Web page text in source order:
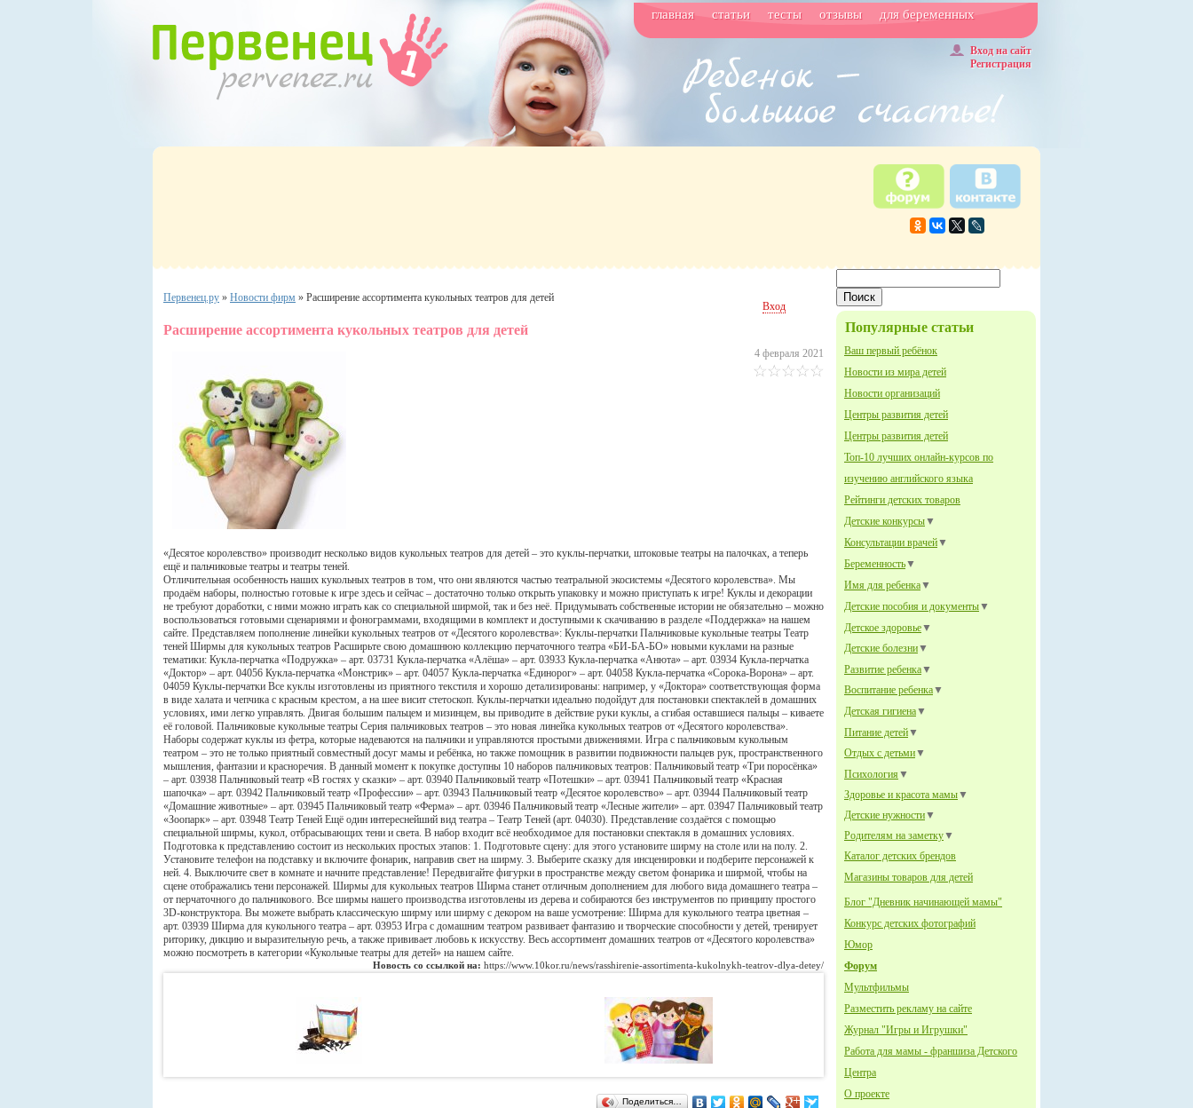
главная статьи тесты отзывы для беременных
Вход на сайт
Регистрация
Популярные статьи
Ваш первый ребёнок
Новости из мира детей
Новости организаций
Центры развития детей
Центры развития детей
Топ-10 лучших онлайн-курсов по
изучению английского языка
Рейтинги детских товаров
Детские конкурсы▼
Консультации врачей▼
Беременность▼
Имя для ребенка▼
Детские пособия и документы▼
Детское здоровье▼
Детские болезни▼
Развитие ребенка▼
Воспитание ребенка▼
Детская гигиена▼
Питание детей▼
Отдых с детьми▼
Психология ▼
Здоровье и красота мамы▼
Детские нужности▼
Родителям на заметку▼
Каталог детских брендов
Магазины товаров для детей
Блог "Дневник начинающей мамы"
Конкурс детских фотографий
Юмор
Форум
Мультфильмы
Разместить рекламу на сайте
Журнал "Игры и Игрушки"
Работа для мамы - франшиза Детского
Центра
О проекте
Первенец.ру » Новости фирм » Расширение ассортимента кукольных театров для детей
Вход
Расширение ассортимента кукольных театров для детей
4 февраля 2021
«Десятое королевство» производит несколько видов кукольных театров для детей – это куклы-перчатки, штоковые театры на палочках, а теперь
ещё и пальчиковые театры и театры теней.
Отличительная особенность наших кукольных театров в том, что они являются частью театральной экосистемы «Десятого королевства». Мы
продаём наборы, полностью готовые к игре здесь и сейчас – достаточно только открыть упаковку и можно приступать к игре! Куклы и декорации
не требуют доработки, с ними можно играть как со специальной ширмой, так и без неё. Придумывать собственные истории не обязательно – можно
воспользоваться готовыми сценариями и фонограммами, входящими в комплект и доступными к скачиванию в разделе «Поддержка» на нашем
сайте. Представляем пополнение линейки кукольных театров от «Десятого королевства»: Куклы-перчатки Пальчиковые кукольные театры Театр
теней Ширмы для кукольных театров Расширьте свою домашнюю коллекцию перчаточного театра «БИ-БА-БО» новыми куклами на разные
тематики: Кукла-перчатка «Подружка» – арт. 03731 Кукла-перчатка «Алёша» – арт. 03933 Кукла-перчатка «Анюта» – арт. 03934 Кукла-перчатка
«Доктор» – арт. 04056 Кукла-перчатка «Монстрик» – арт. 04057 Кукла-перчатка «Единорог» – арт. 04058 Кукла-перчатка «Сорока-Ворона» – арт.
04059 Куклы-перчатки Все куклы изготовлены из приятного текстиля и хорошо детализированы: например, у «Доктора» соответствующая форма
в виде халата и чепчика с красным крестом, а на шее висит стетоскоп. Куклы-перчатки идеально подойдут для постановки спектаклей в домашних
условиях, ими легко управлять. Двигая большим пальцем и мизинцем, вы приводите в действие руки куклы, а сгибая оставшиеся пальцы – киваете
её головой. Пальчиковые кукольные театры Серия пальчиковых театров – это новая линейка кукольных театров от «Десятого королевства».
Наборы содержат куклы из фетра, которые надеваются на пальчики и управляются простыми движениями. Игра с пальчиковым кукольным
театром – это не только приятный совместный досуг мамы и ребёнка, но также помощник в развитии подвижности пальцев рук, пространственного
мышления, фантазии и красноречия. В данный момент к покупке доступны 10 наборов пальчиковых театров: Пальчиковый театр «Три поросёнка»
– арт. 03938 Пальчиковый театр «В гостях у сказки» – арт. 03940 Пальчиковый театр «Потешки» – арт. 03941 Пальчиковый театр «Красная
шапочка» – арт. 03942 Пальчиковый театр «Профессии» – арт. 03943 Пальчиковый театр «Десятое королевство» – арт. 03944 Пальчиковый театр
«Домашние животные» – арт. 03945 Пальчиковый театр «Ферма» – арт. 03946 Пальчиковый театр «Лесные жители» – арт. 03947 Пальчиковый театр
«Зоопарк» – арт. 03948 Театр Теней Ещё один интереснейший вид театра – Театр Теней (арт. 04030). Представление создаётся с помощью
специальной ширмы, кукол, отбрасывающих тени и света. В набор входит всё необходимое для постановки спектакля в домашних условиях.
Подготовка к представлению состоит из нескольких простых этапов: 1. Подготовьте сцену: для этого установите ширму на столе или на полу. 2.
Установите телефон на подставку и включите фонарик, направив свет на ширму. 3. Выберите сказку для инсценировки и подберите персонажей к
ней. 4. Выключите свет в комнате и начните представление! Передвигайте фигурки в пространстве между светом фонарика и ширмой, чтобы на
сцене отображались тени персонажей. Ширмы для кукольных театров Ширма станет отличным дополнением для любого вида домашнего театра –
от перчаточного до пальчикового. Все ширмы нашего производства изготовлены из дерева и собираются без инструментов по принципу простого
3D-конструктора. Вы можете выбрать классическую ширму или ширму с декором на ваше усмотрение: Ширма для кукольного театра цветная –
арт. 03939 Ширма для кукольного театра – арт. 03953 Игра с домашним театром развивает фантазию и творческие способности у детей, тренирует
риторику, дикцию и выразительную речь, а также прививает любовь к искусству. Весь ассортимент домашних театров от «Десятого королевства»
можно посмотреть в категории «Кукольные театры для детей» на нашем сайте.
Новость со ссылкой на: https://www.10kor.ru/news/rasshirenie-assortimenta-kukolnykh-teatrov-dlya-detey/
Поделиться…